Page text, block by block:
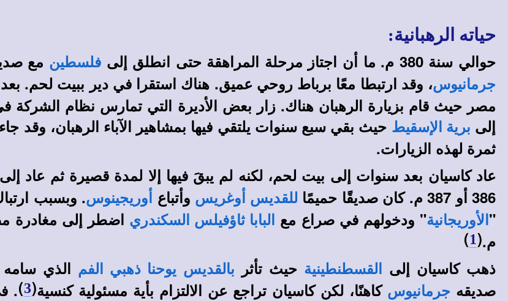
حياته الرهبانية:
حوالي سنة 380 م. ما أن اجتاز مرحلة المراهقة حتى انطلق إلى فلسطين مع
جرمانيوس، وقد ارتبطا معًا برباط روحي عميق. هناك استقرا في دير ببيت لحم.
مصر حيث قام بزيارة الرهبان هناك. زار بعض الأديرة التي تمارس نظام الشركة
إلى برية الإسقيط حيث بقي سبع سنوات يلتقي فيها بمشاهير الآباء الرهبان، وقد
ثمرة لهذه الزيارات.
عاد كاسيان بعد سنوات إلى بيت لحم، لكنه لم يبقَ فيها إلا لمدة قصيرة ثم عاد إلى
386 أو 387 م. كان صديقًا حميمًا
للقديس أوغريس وأتباع أوريجينوس. وبسبب
" الأوريجانية" ودخولهم في صراع مع البابا ثاؤفيلس السكندري
م.(
1
)
ذهب كاسيان إلى
القسطنطينية حيث تأثر بالقديس يوحنا ذهبي الفم الذي
صديقه جرمانيوس كاهنًا، لكن كاسيان تراجع عن الالتزام بأية مسئولية كنسية(
3
)
.